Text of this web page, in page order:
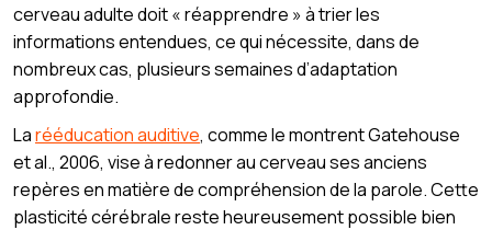
cerveau adulte doit « réapprendre » à trier les
informations entendues, ce qui nécessite, dans de
nombreux cas, plusieurs semaines d’adaptation
approfondie.
Larééducation auditive, comme le montrent Gatehouse
et al., 2006, vise à redonner au cerveau ses anciens
repères en matière de compréhension de la parole. Cette
plasticité cérébrale reste heureusement possible bien